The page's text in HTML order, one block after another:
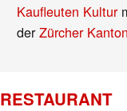
Kaufleuten Kultur
derZürcher
RESTAURANT